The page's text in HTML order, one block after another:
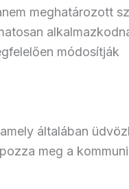
meghatározott
módosítják
általában
meg a